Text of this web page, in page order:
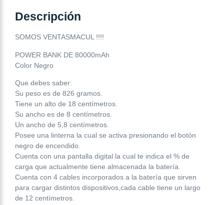
Descripción
SOMOS VENTASMACUL !!!!
POWER BANK DE 80000mAh
Color Negro
Que debes saber:
Su peso es de 826 gramos.
Tiene un alto de 18 centímetros.
Su ancho es de 8 centímetros.
Un ancho de 5,8 centímetros.
Posee una linterna la cual se activa presionando el botón
negro de encendido.
Cuenta con una pantalla digital la cual te indica el % de
carga que actualmente tiene almacenada la batería.
Cuenta con 4 cables incorporados a la batería que sirven
para cargar distintos dispositivos,cada cable tiene un largo
de 12 centímetros.